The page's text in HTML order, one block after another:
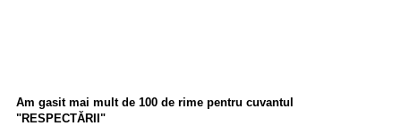
Am gasit mai mult de 100 de rime pentru cuvantul
"RESPECTĂRII"